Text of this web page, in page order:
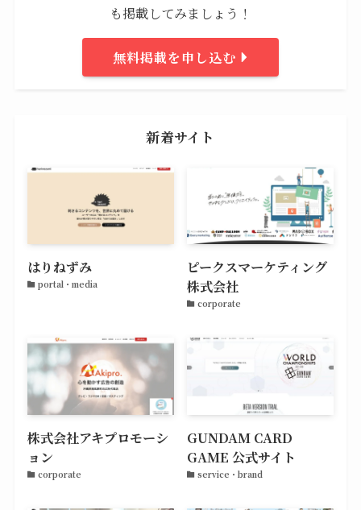
も掲載してみましょう！
無料掲載を申し込む
新着サイト
はりねずみ
portal・media
ピークスマーケティング
株式会社
corporate
株式会社アキプロモーシ
ョン
corporate
GUNDAM CARD
GAME 公式サイト
service・brand